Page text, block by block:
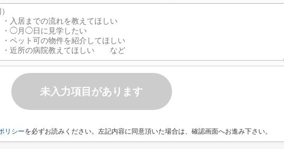
未入力項目があります
リシーを必ずお読みください。左記内容に同意頂いた場合は、確認画面へお進み下さい。